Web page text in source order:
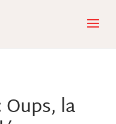
Oups, la